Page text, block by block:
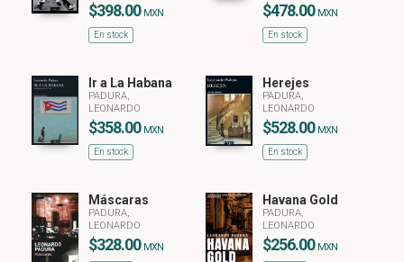
$398.00 MXN
En stock
$478.00 MXN
En stock
Ir a La Habana
PADURA,
LEONARDO
$358.00 MXN
En stock
Herejes
PADURA,
LEONARDO
$528.00 MXN
En stock
Máscaras
PADURA,
LEONARDO
$328.00 MXN
Havana Gold
PADURA,
LEONARDO
$256.00 MXN